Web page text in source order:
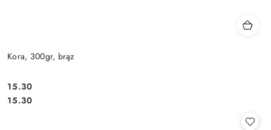
Kora, 300gr, brąz
Cena:
15.30
Cena:
15.30